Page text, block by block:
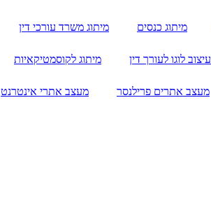
מיתוג כנסים מיתוג משרד עורכי דין
עיצוב לוגו לעורך דין מיתוג לקוסמטיקאיות
מעצב אתרים פרילנסר מעצב אתרי אינטרנט